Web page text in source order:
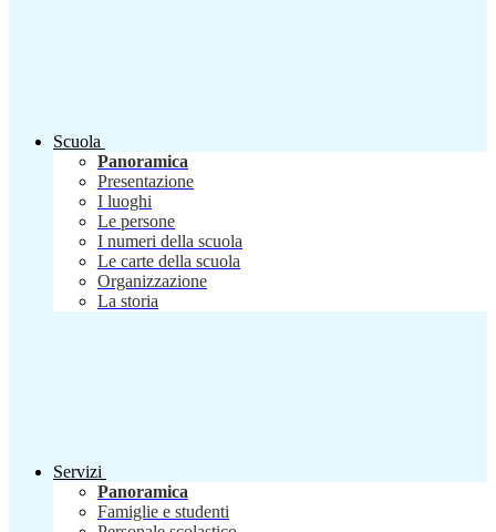
Scuola
Panoramica
Presentazione
I luoghi
Le persone
I numeri della scuola
Le carte della scuola
Organizzazione
La storia
Servizi
Panoramica
Famiglie e studenti